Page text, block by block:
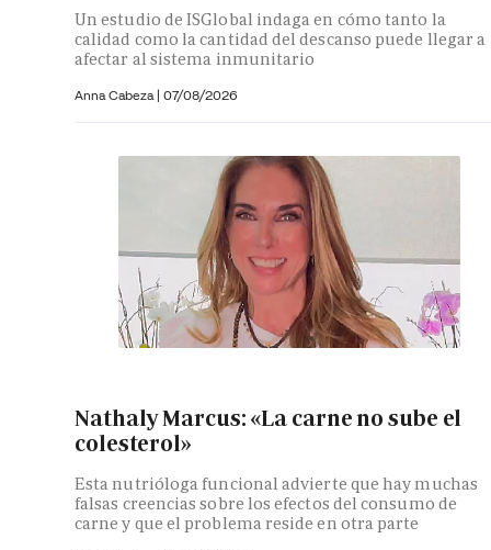
Un estudio de ISGlobal indaga en cómo tanto la
calidad como la cantidad del descanso puede llegar a
afectar al sistema inmunitario
Anna Cabeza | 07/08/2026
Nathaly Marcus: «La carne no sube el
colesterol»
Esta nutrióloga funcional advierte que hay muchas
falsas creencias sobre los efectos del consumo de
carne y que el problema reside en otra parte